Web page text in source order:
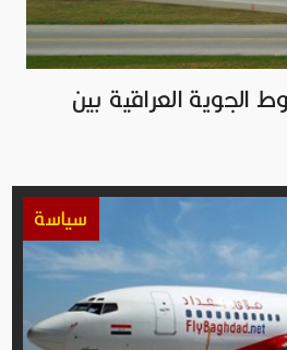
الجوية العراقية بين
سياسة